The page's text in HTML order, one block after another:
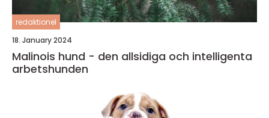
redaktionel
18. January 2024
Malinois hund - den allsidiga och intelligenta
arbetshunden